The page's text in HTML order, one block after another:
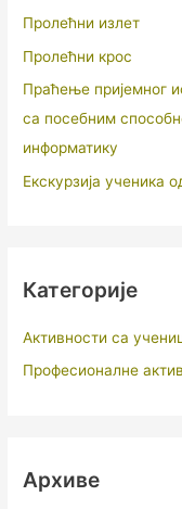
Пролећни излет
Пролећни крос
Праћење пријемног
са посебним
информатику
Екскурзија ученика
Категорије
Активности са
Професионалне
Архиве